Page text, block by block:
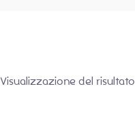
Visualizzazione del risultato